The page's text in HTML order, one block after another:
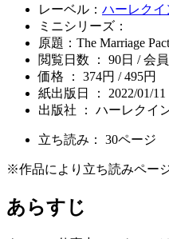
レーベル： ハーレクイ
ミニシリーズ：
原題：The Marriage Pact
閲覧日数 ： 90日 / 会
価格 ： 374円 / 495円
紙出版日 ： 2022/01/11
出版社 ： ハーレクイ
立ち読み： 30ページ
※作品により立ち読みペー
あらすじ